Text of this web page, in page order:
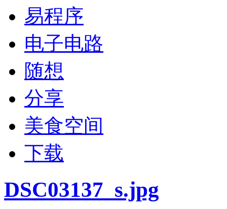
易程序
电子电路
随想
分享
美食空间
下载
DSC03137_s.jpg